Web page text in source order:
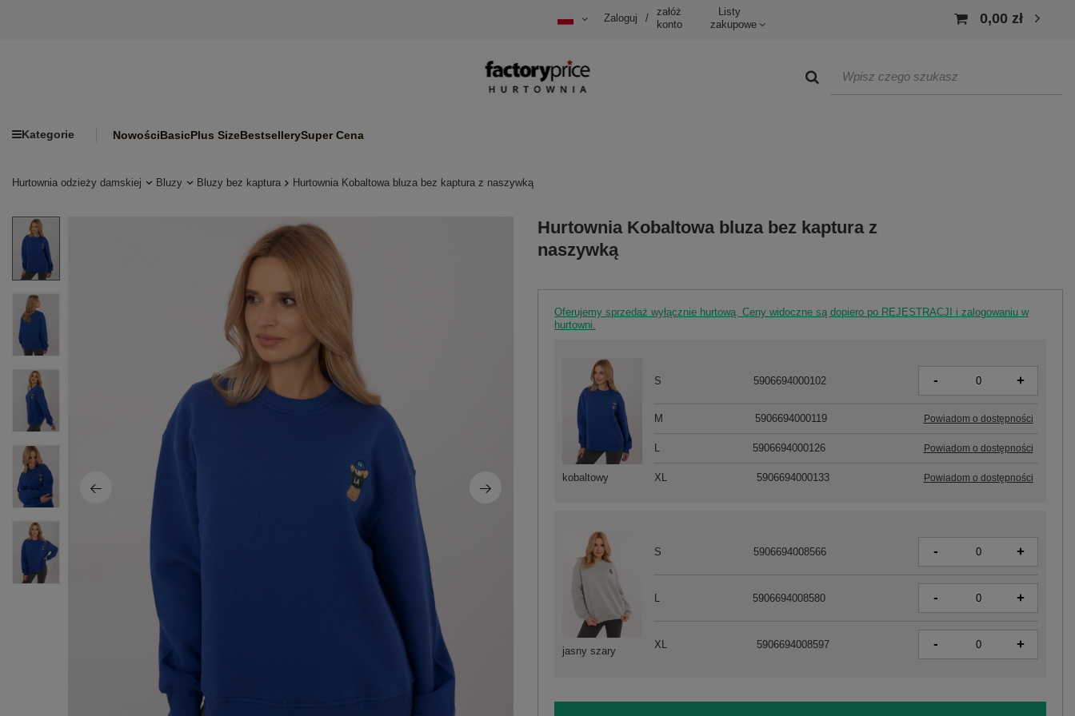
Zaloguj /
załóż
konto
Listy
zakupowe
0,00 zł
Kategorie NowościBasicPlus SizeBestsellerySuper Cena
Hurtownia odzieży damskiej Bluzy Bluzy bez kaptura Hurtownia Kobaltowa bluza bez kaptura z naszywką
Hurtownia Kobaltowa bluza bez kaptura z
naszywką
Oferujemy sprzedaż wyłącznie hurtową. Ceny widoczne są dopiero po REJESTRACJI i zalogowaniu w
hurtowni.
jasny szary
S 5906694008566 - +
L 5906694008580 - +
XL 5906694008597 - +
kobaltowy
S 5906694000102 - +
M 5906694000119 Powiadom o dostępności
L 5906694000126 Powiadom o dostępności
XL 5906694000133 Powiadom o dostępności